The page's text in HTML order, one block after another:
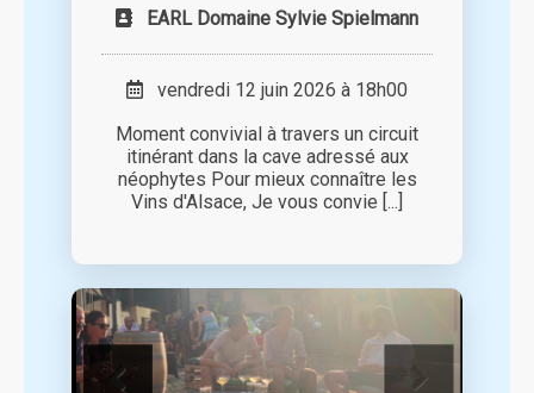
EARL Domaine Sylvie Spielmann
vendredi 12 juin 2026 à 18h00
Moment convivial à travers un circuit
itinérant dans la cave adressé aux
néophytes Pour mieux connaître les
Vins d'Alsace, Je vous convie [...]